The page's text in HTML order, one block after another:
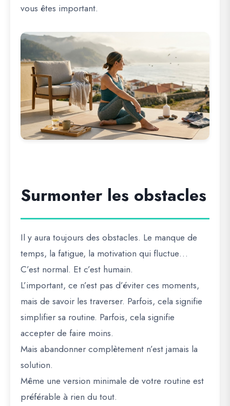
vous êtes important.
Surmonter les obstacles
Il y aura toujours des obstacles. Le manque de
temps, la fatigue, la motivation qui fluctue…
C’est normal. Et c’est humain.
L’important, ce n’est pas d’éviter ces moments,
mais de savoir les traverser. Parfois, cela signifie
simplifier sa routine. Parfois, cela signifie
accepter de faire moins.
Mais abandonner complètement n’est jamais la
solution.
Même une version minimale de votre routine est
préférable à rien du tout.